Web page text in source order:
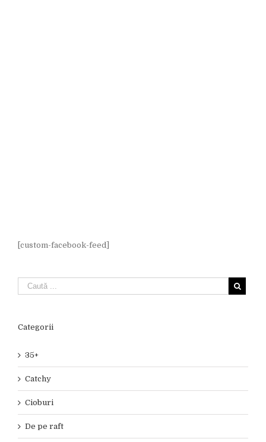
[custom-facebook-feed]
Categorii
35+
Catchy
Cioburi
De pe raft